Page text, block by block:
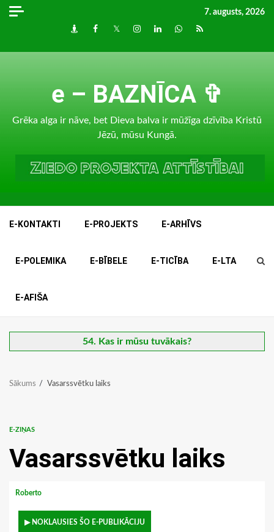
Skip
7. augusts, 2026
DraugiemFacebook
TwitterInstagram
LinkedInwhatsapp
RSS
e – BAZNĪCA ✞
Grēka alga ir nāve, bet Dieva balva ir mūžīga dzīvība Kristū
Jēzū, mūsu Kungā.
E-KONTAKTI E-PROJEKTS E-ARHĪVS
E-POLEMIKA E-BĪBELE E-TICĪBA E-LTA
E-AFIŠA
54. Kas ir mūsu tuvākais?
Sākums Vasarssvētku laiks
E-ZIŅAS
Vasarssvētku laiks
Roberto
▶ NOKLAUSIES ŠO E-PUBLIKĀCIJU